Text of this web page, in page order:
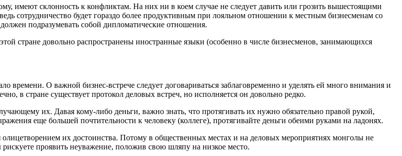
имеют склонность к конфликтам. На них ни в коем случае не следует давить или грозить вышестоящими
сотрудничество будет гораздо более продуктивным при лояльном отношении к местным бизнесменам со
подразумевать собой дипломатические отношения.
стране довольно распространены иностранные языки (особенно в числе бизнесменов, занимающихся
времени. О важной бизнес-встрече следует договариваться заблаговременно и уделять ей много внимания и
в стране существует протокол деловых встреч, но исполняется он довольно редко.
их. Давая кому-либо деньги, важно знать, что протягивать их нужно обязательно правой рукой,
еще большей почтительности к человеку (коллеге), протягивайте деньги обеими руками на ладонях.
их достоинства. Потому в общественных местах и на деловых мероприятиях монголы не
проявить неуважение, положив свою шляпу на низкое место.